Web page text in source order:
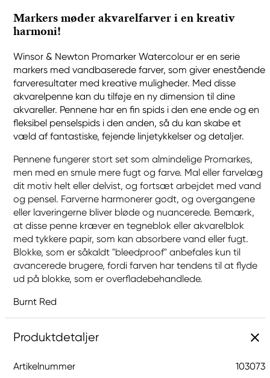
Markers møder akvarelfarver i en kreativ
harmoni!
Winsor & Newton Promarker Watercolour er en serie
markers med vandbaserede farver, som giver enestående
farveresultater med kreative muligheder. Med disse
akvarelpenne kan du tilføje en ny dimension til dine
akvareller. Pennene har en fin spids i den ene ende og en
fleksibel penselspids i den anden, så du kan skabe et
væld af fantastiske, fejende linjetykkelser og detaljer.
Pennene fungerer stort set som almindelige Promarkes,
men med en smule mere fugt og farve. Mal eller farvelæg
dit motiv helt eller delvist, og fortsæt arbejdet med vand
og pensel. Farverne harmonerer godt, og overgangene
eller laveringerne bliver bløde og nuancerede. Bemærk,
at disse penne kræver en tegneblok eller akvarelblok
med tykkere papir, som kan absorbere vand eller fugt.
Blokke, som er såkaldt "bleedproof" anbefales kun til
avancerede brugere, fordi farven har tendens til at flyde
ud på blokke, som er overfladebehandlede.
Burnt Red
Produktdetaljer
Artikelnummer 103073